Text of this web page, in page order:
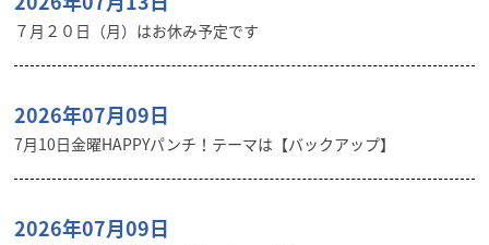
７月２０日（月）はお休み予定です
2026年07月09日
7月10日金曜HAPPYパンチ！テーマは【バックアップ】
2026年07月09日